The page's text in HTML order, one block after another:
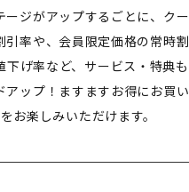
ージがアップするごとに、クー
引率や、会員限定価格の常時割
下げ率など、サービス・特典も
アップ！ますますお得にお買い
お楽しみいただけます。